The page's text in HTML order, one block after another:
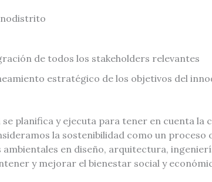
de todos los stakeholders relevantes
estratégico de los objetivos del
planifica y ejecuta para tener en cuenta la
la sostenibilidad como un
en diseño, arquitectura,
y mejorar el bienestar social y